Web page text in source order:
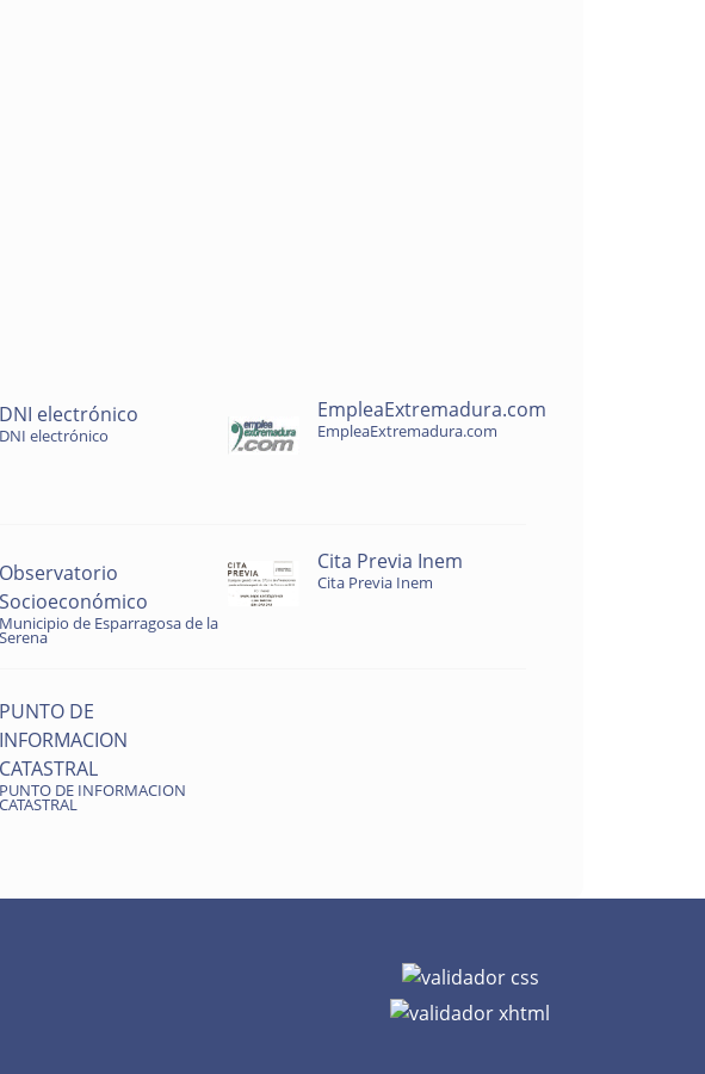
DNI electrónico
DNI electrónico
EmpleaExtremadura.com
EmpleaExtremadura.com
Observatorio
Socioeconómico
Municipio de Esparragosa de la
Serena
Cita Previa Inem
Cita Previa Inem
PUNTO DE
INFORMACION
CATASTRAL
PUNTO DE INFORMACION
CATASTRAL